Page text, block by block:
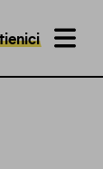
MENU